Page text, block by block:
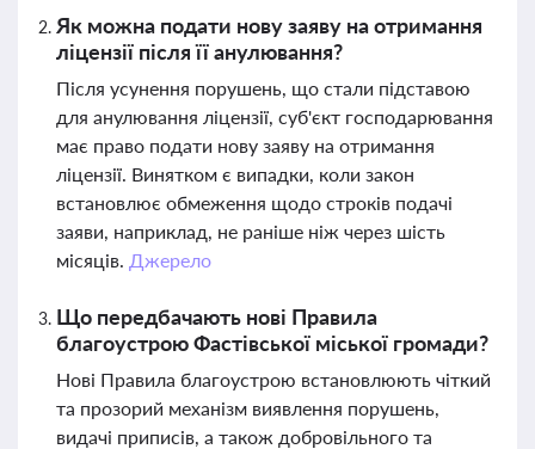
Як можна подати нову заяву на отримання
ліцензії після її анулювання?
Після усунення порушень, що стали підставою
для анулювання ліцензії, суб'єкт господарювання
має право подати нову заяву на отримання
ліцензії. Винятком є випадки, коли закон
встановлює обмеження щодо строків подачі
заяви, наприклад, не раніше ніж через шість
місяців. Джерело
Що передбачають нові Правила
благоустрою Фастівської міської громади?
Нові Правила благоустрою встановлюють чіткий
та прозорий механізм виявлення порушень,
видачі приписів, а також добровільного та